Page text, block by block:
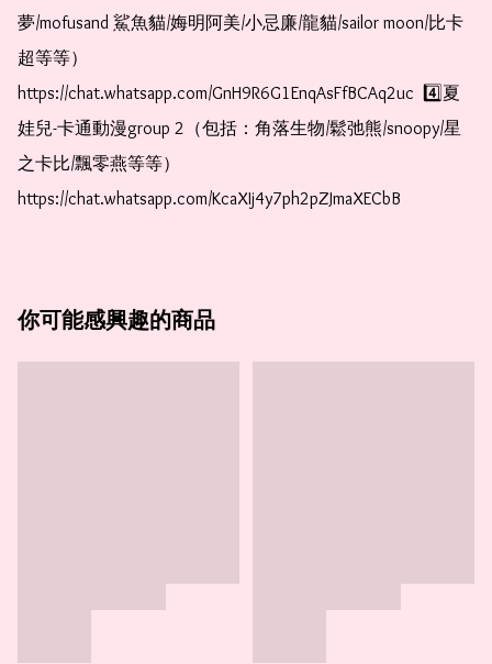
夢/mofusand 鯊魚貓/娒明阿美/小忌廉/龍貓/sailor moon/比卡
超等等）
https://chat.whatsapp.com/GnH9R6G1EnqAsFfBCAq2uc  4️⃣夏
娃兒-卡通動漫group 2（包括：角落生物/鬆弛熊/snoopy/星
之卡比/飄零燕等等）
https://chat.whatsapp.com/KcaXIj4y7ph2pZJmaXECbB
你可能感興趣的商品